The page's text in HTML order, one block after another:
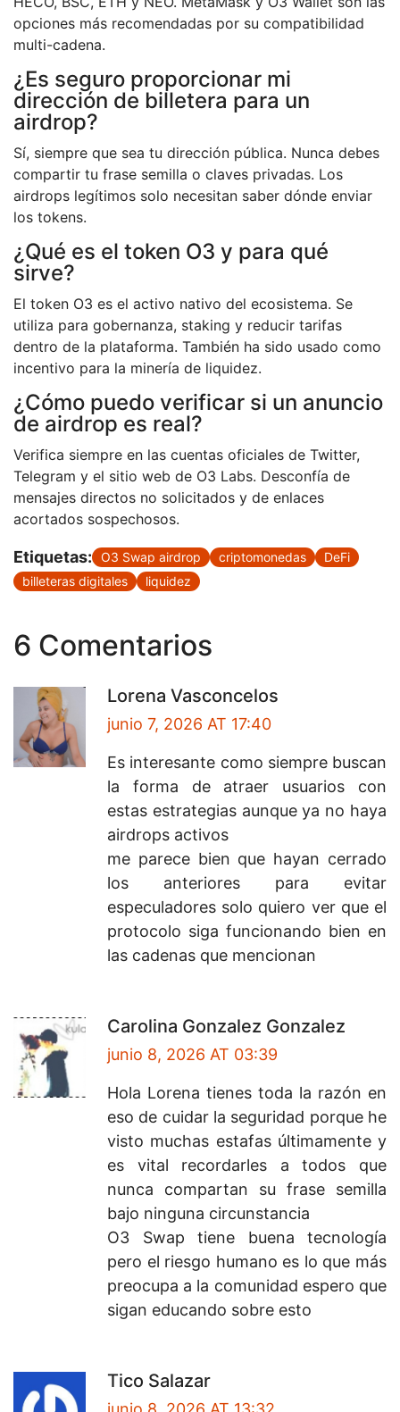
opciones más recomendadas por su compatibilidad
multi-cadena.
¿Es seguro proporcionar mi
dirección de billetera para un
airdrop?
Sí, siempre que sea tu dirección pública. Nunca debes
compartir tu frase semilla o claves privadas. Los
airdrops legítimos solo necesitan saber dónde enviar
los tokens.
¿Qué es el token O3 y para qué
sirve?
El token O3 es el activo nativo del ecosistema. Se
utiliza para gobernanza, staking y reducir tarifas
dentro de la plataforma. También ha sido usado como
incentivo para la minería de liquidez.
¿Cómo puedo verificar si un anuncio
de airdrop es real?
Verifica siempre en las cuentas oficiales de Twitter,
Telegram y el sitio web de O3 Labs. Desconfía de
mensajes directos no solicitados y de enlaces
acortados sospechosos.
Etiquetas: O3 Swap airdrop criptomonedas
DeFi
billeteras digitales
liquidez
6 Comentarios
Lorena Vasconcelos
junio 7, 2026 AT 17:40
Es interesante como siempre buscan
la forma de atraer usuarios con
estas estrategias aunque ya no haya
airdrops activos
me parece bien que hayan cerrado
los anteriores para evitar
especuladores solo quiero ver que el
protocolo siga funcionando bien en
las cadenas que mencionan
Carolina Gonzalez Gonzalez
junio 8, 2026 AT 03:39
Hola Lorena tienes toda la razón en
eso de cuidar la seguridad porque he
visto muchas estafas últimamente y
es vital recordarles a todos que
nunca compartan su frase semilla
bajo ninguna circunstancia
O3 Swap tiene buena tecnología
pero el riesgo humano es lo que más
preocupa a la comunidad espero que
sigan educando sobre esto
Tico Salazar